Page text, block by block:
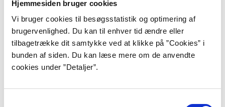
Hjemmesiden bruger cookies
Vi bruger cookies til besøgsstatistik og optimering af
brugervenlighed. Du kan til enhver tid ændre eller
tilbagetrække dit samtykke ved at klikke på ”Cookies” i
bunden af siden. Du kan læse mere om de anvendte
cookies under ”Detaljer”.
”Kvinderne trækker forsigtigt de løse
hår af fåret. De isolerer vædderen
med moderfår og unge og håber på
flere af slagsen. De tager ulden med